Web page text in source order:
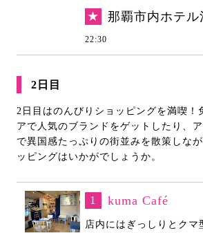
★ 那覇市内ホテル
22:30
2日目
2日目はのんびりショッピングを満喫！
アで人気のブランドをゲットしたり、
で異国感たっぷりの街並みを散策しな
ッピングはいかがでしょうか。
1 kuma Café
店内にはぎっしりとクマ